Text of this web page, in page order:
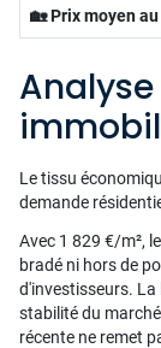
🏡 Prix moyen au
Le tissu
demande
Avec 1 829 €/m²,
bradé ni hors de
d'investisseurs. La
stabilité du
récente ne remet